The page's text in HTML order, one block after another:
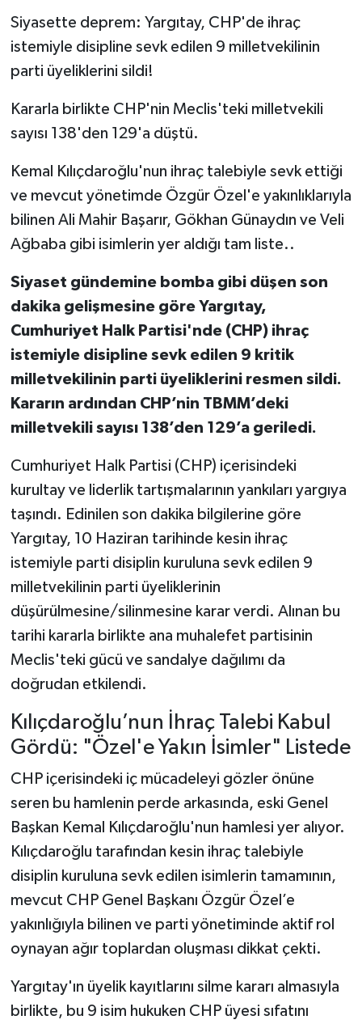
Siyasette deprem: Yargıtay, CHP'de ihraç
istemiyle disipline sevk edilen 9 milletvekilinin
parti üyeliklerini sildi!
Kararla birlikte CHP'nin Meclis'teki milletvekili
sayısı 138'den 129'a düştü.
Kemal Kılıçdaroğlu'nun ihraç talebiyle sevk ettiği
ve mevcut yönetimde Özgür Özel'e yakınlıklarıyla
bilinen Ali Mahir Başarır, Gökhan Günaydın ve Veli
Ağbaba gibi isimlerin yer aldığı tam liste..
Siyaset gündemine bomba gibi düşen son
dakika gelişmesine göre Yargıtay,
Cumhuriyet Halk Partisi'nde (CHP) ihraç
istemiyle disipline sevk edilen 9 kritik
milletvekilinin parti üyeliklerini resmen sildi.
Kararın ardından CHP’nin TBMM’deki
milletvekili sayısı 138’den 129’a geriledi.
Cumhuriyet Halk Partisi (CHP) içerisindeki
kurultay ve liderlik tartışmalarının yankıları yargıya
taşındı. Edinilen son dakika bilgilerine göre
Yargıtay, 10 Haziran tarihinde kesin ihraç
istemiyle parti disiplin kuruluna sevk edilen 9
milletvekilinin parti üyeliklerinin
düşürülmesine/silinmesine karar verdi. Alınan bu
tarihi kararla birlikte ana muhalefet partisinin
Meclis'teki gücü ve sandalye dağılımı da
doğrudan etkilendi.
Kılıçdaroğlu’nun İhraç Talebi Kabul
Gördü: "Özel'e Yakın İsimler" Listede
CHP içerisindeki iç mücadeleyi gözler önüne
seren bu hamlenin perde arkasında, eski Genel
Başkan Kemal Kılıçdaroğlu'nun hamlesi yer alıyor.
Kılıçdaroğlu tarafından kesin ihraç talebiyle
disiplin kuruluna sevk edilen isimlerin tamamının,
mevcut CHP Genel Başkanı Özgür Özel’e
yakınlığıyla bilinen ve parti yönetiminde aktif rol
oynayan ağır toplardan oluşması dikkat çekti.
Yargıtay'ın üyelik kayıtlarını silme kararı almasıyla
birlikte, bu 9 isim hukuken CHP üyesi sıfatını